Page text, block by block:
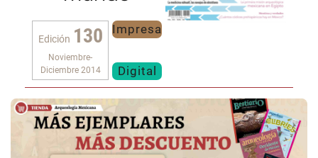
Edición 130
Noviembre-
Diciembre 2014
Impresa
Digital